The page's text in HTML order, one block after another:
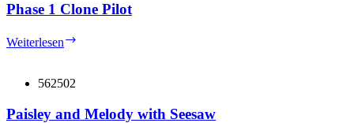
Phase 1 Clone Pilot
Weiterlesen
562502
Paisley and Melody with Seesaw